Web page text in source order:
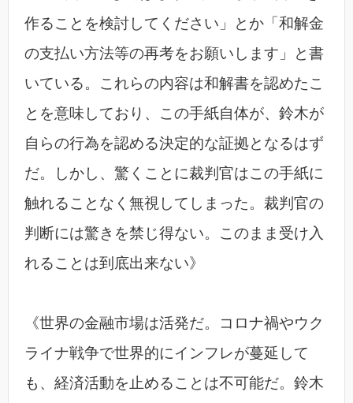
作ることを検討してください」とか「和解金
の支払い方法等の再考をお願いします」と書
いている。これらの内容は和解書を認めたこ
とを意味しており、この手紙自体が、鈴木が
自らの行為を認める決定的な証拠となるはず
だ。しかし、驚くことに裁判官はこの手紙に
触れることなく無視してしまった。裁判官の
判断には驚きを禁じ得ない。このまま受け入
れることは到底出来ない》
《世界の金融市場は活発だ。コロナ禍やウク
ライナ戦争で世界的にインフレが蔓延して
も、経済活動を止めることは不可能だ。鈴木